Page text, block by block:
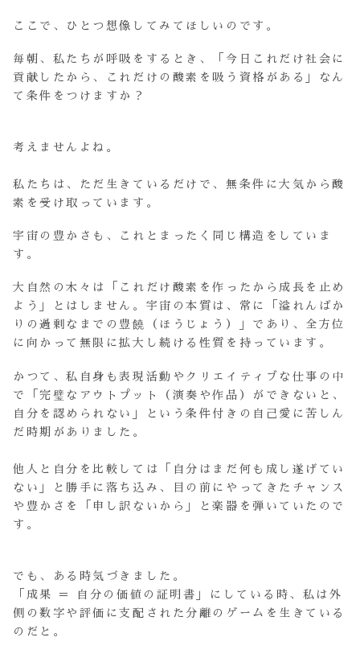
ここで、ひとつ想像してみてほしいのです。
毎朝、私たちが呼吸をするとき、「今日これだけ社会に
貢献したから、これだけの酸素を吸う資格がある」なん
て条件をつけますか？
考えませんよね。
私たちは、ただ生きているだけで、無条件に大気から酸
素を受け取っています。
宇宙の豊かさも、これとまったく同じ構造をしていま
す。
大自然の木々は「これだけ酸素を作ったから成長を止め
よう」とはしません。宇宙の本質は、常に「溢れんばか
りの過剰なまでの豊饒（ほうじょう）」であり、全方位
に向かって無限に拡大し続ける性質を持っています。
かつて、私自身も表現活動やクリエイティブな仕事の中
で「完璧なアウトプット（演奏や作品）ができないと、
自分を認められない」という条件付きの自己愛に苦しん
だ時期がありました。
他人と自分を比較しては「自分はまだ何も成し遂げてい
ない」と勝手に落ち込み、目の前にやってきたチャンス
や豊かさを「申し訳ないから」と楽器を弾いていたので
す。
でも、ある時気づきました。
「成果 ＝ 自分の価値の証明書」にしている時、私は外
側の数字や評価に支配された分離のゲームを生きている
のだと。